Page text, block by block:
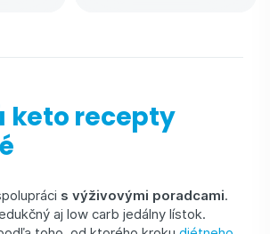
keto recepty
s výživovými poradcami.
aj low carb jedálny lístok.